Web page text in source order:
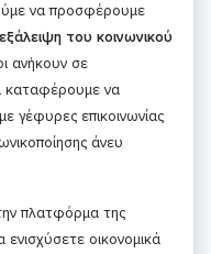
να προσφέρουμε
εξάλειψη του κοινωνικού
ανήκουν σε
καταφέρουμε να
γέφυρες επικοινωνίας
άνευ
πλατφόρμα της
οικονομικά